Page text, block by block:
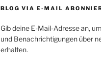
BLOG VIA E-MAIL
Gib deine E-Mail-Adresse an,
und Benachrichtigungen über
erhalten.